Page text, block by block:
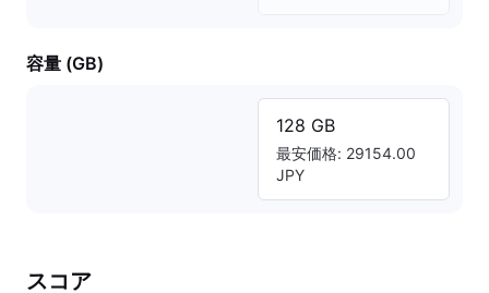
容量 (GB)
128 GB
最安価格: 29154.00
JPY
スコア